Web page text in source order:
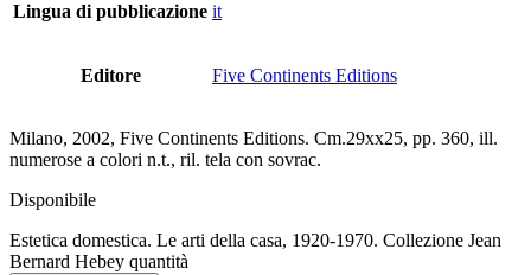
Lingua di pubblicazione it
Editore Five Continents Editions
Milano, 2002, Five Continents Editions. Cm.29xx25, pp. 360, ill.
numerose a colori n.t., ril. tela con sovrac.
Disponibile
Estetica domestica. Le arti della casa, 1920-1970. Collezione Jean
Bernard Hebey quantità